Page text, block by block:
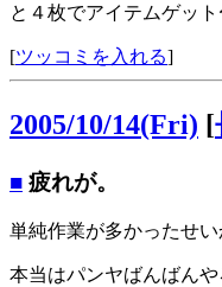
と４枚でアイテムゲット
[ツッコミを入れる]
2005/10/14(Fri) [
■ 疲れが。
単純作業が多かったせい
本当はパンヤばんばん